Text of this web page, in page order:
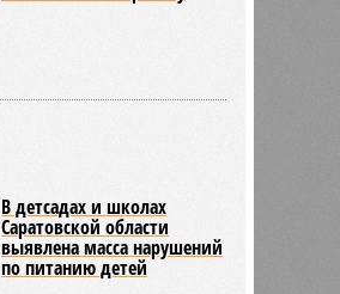
В детсадах и школах
Саратовской области
выявлена масса нарушений
по питанию детей